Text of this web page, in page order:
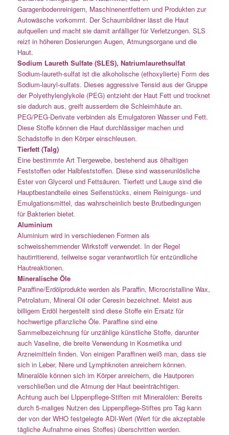
Garagenbodenreinigern, Maschinenentfettern und Produkten zur
Autowäsche vorkommt. Der Schaumbildner lässt die Haut
aufquellen und macht sie damit anfälliger für Verletzungen. SLS
reizt in höheren Dosierungen Augen, Atmungsorgane und die
Haut.
Sodium Laureth Sulfate (SLES), Natriumlaurethsulfat
Sodium-laureth-sulfat ist die alkoholische (ethoxylierte) Form des
Sodium-lauryl-sulfats. Dieses aggressive Tensid aus der Gruppe
der Polyethylenglykole (PEG) entzieht der Haut Fett und trocknet
sie dadurch aus, greift ausserdem die Schleimhäute an.
PEG/PEG-Derivate verbinden als Emulgatoren Wasser und Fett.
Diese Stoffe können die Haut durchlässiger machen und
Schadstoffe in den Körper einschleusen.
Tierfett (Talg)
Eine bestimmte Art Tiergewebe, bestehend aus ölhaltigen
Feststoffen oder Halbfeststoffen. Diese sind wasserunlösliche
Ester von Glycerol und Fettsäuren. Tierfett und Lauge sind die
Hauptbestandteile eines Seifenstücks, einem Reinigungs- und
Emulgationsmittel, das wahrscheinlich beste Brutbedingungen
für Bakterien bietet.
Aluminium
Aluminium wird in verschiedenen Formen als
schweisshemmender Wirkstoff verwendet. In der Regel
hautirritierend, teilweise sogar verantwortlich für entzündliche
Hautreaktionen.
Mineralische Öle
Paraffine/Erdölprodukte werden als Paraffin, Microcristalline Wax,
Petrolatum, Mineral Oil oder Ceresin bezeichnet. Meist aus
billigem Erdöl hergestellt sind diese Stoffe ein Ersatz für
hochwertige pflanzliche Öle. Paraffine sind eine
Sammelbezeichnung für unzählige künstliche Stoffe, darunter
auch Vaseline, die breite Verwendung in Kosmetika und
Arzneimitteln finden. Von einigen Paraffinen weiß man, dass sie
sich in Leber, Niere und Lymphknoten anreichern können.
Mineralöle können sich im Körper anreichern, die Hautporen
verschließen und die Atmung der Haut beeinträchtigen.
Achtung auch bei LIppenpflege-Stiften mit Mineralölen: Bereits
durch 5-maliges Nutzen des Lippenpflege-Stiftes pro Tag kann
der von der WHO festgelegte ADI-Wert (Wert für die akzeptable
tägliche Aufnahme eines Stoffes) überschritten werden.